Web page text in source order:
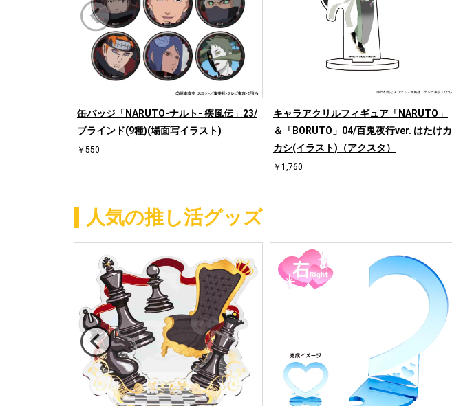
缶バッジ「NARUTO-ナルト- 疾風伝」23/
ブラインド(9種)(場面写イラスト)
￥550
キャラアクリルフィギュア「NARUTO」
＆「BORUTO」04/百鬼夜行ver. はたけカ
カシ(イラスト)（アクスタ）
￥1,760
人気の推し活グッズ